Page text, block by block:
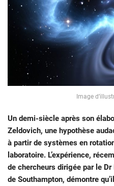
Image
Un demi-siècle après son
Zeldovich, une hypothèse
à partir de systèmes en
laboratoire. L’expérience,
de chercheurs dirigée par le
de Southampton, démontre